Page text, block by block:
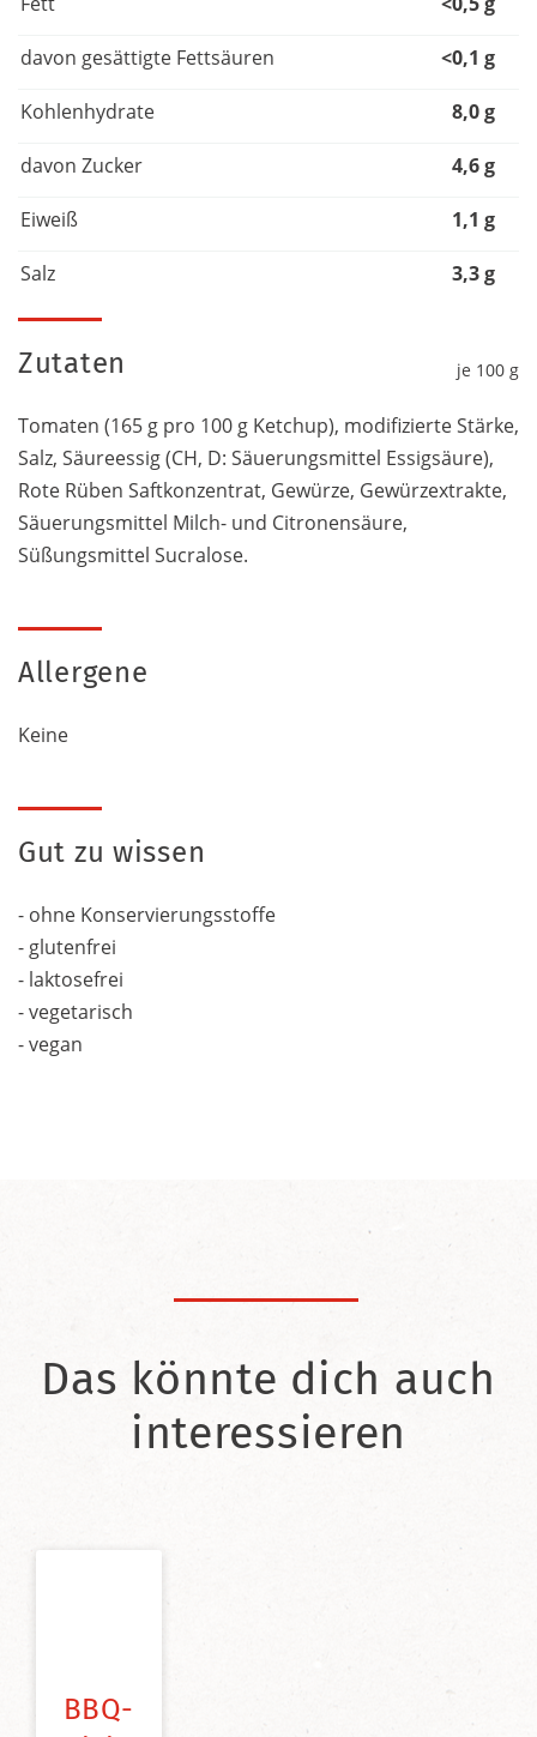
davon gesättigte Fettsäuren <0,1 g
Kohlenhydrate 8,0 g
davon Zucker 4,6 g
Eiweiß 1,1 g
Salz 3,3 g
Zutaten je 100 g
Tomaten (165 g pro 100 g Ketchup), modifizierte Stärke,
Salz, Säureessig (CH, D: Säuerungsmittel Essigsäure),
Rote Rüben Saftkonzentrat, Gewürze, Gewürzextrakte,
Säuerungsmittel Milch- und Citronensäure,
Süßungsmittel Sucralose.
Allergene
Keine
Gut zu wissen
- ohne Konservierungsstoffe
- glutenfrei
- laktosefrei
- vegetarisch
- vegan
Das könnte dich auch
interessieren
BBQ-